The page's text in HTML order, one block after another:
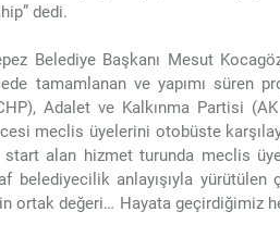
dedi.
Belediye Başkanı Mesut
tamamlanan ve yapımı süren
Adalet ve Kalkınma Partisi
meclis üyelerini otobüste
alan hizmet turunda meclis
belediyecilik anlayışıyla yürütülen
ortak değeri… Hayata geçirdiğimiz